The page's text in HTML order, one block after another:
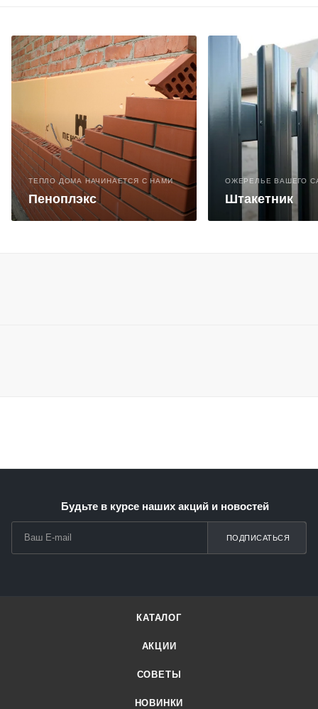
ТЕПЛО ДОМА НАЧИНАЕТСЯ С НАМИ
Пеноплэкс
ОЖЕРЕЛЬЕ ВАШЕГО
Штакетник
Будьте в курсе наших акций и новостей
ПОДПИСАТЬСЯ
КАТАЛОГ
АКЦИИ
СОВЕТЫ
НОВИНКИ